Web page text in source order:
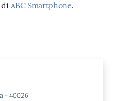
di ABC Smartphone.
- 40026